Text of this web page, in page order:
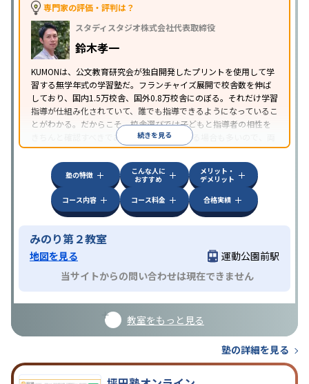
専門家の評価・評判は？
スタディスタジオ株式会社代表取締役
鈴木孝一
KUMONは、公文教育研究会が独自開発したプリントを使用して学
習する無学年式の学習塾だ。フランチャイズ展開で校舎数を伸ば
しており、国内1.5万校舎、国外0.8万校舎にのぼる。それだけ学習
指導が仕組み化されていて、誰でも指導できるようになっているこ
とがわかる。だからこそ、校舎選びでは子どもと指導者の相性を
きちんと確認すべきである。近所に2校舎ある場合も多いので、両
方見学してみることをオススメする。
続きを見る
塾の特徴
こんな人に
おすすめ
メリット・
デメリット
コース内容
コース料金 合格実績
みのり第２教室
地図を見る
運動公園前駅
当サイトからの問い合わせは現在できません
教室をもっと見る
塾の詳細を見る